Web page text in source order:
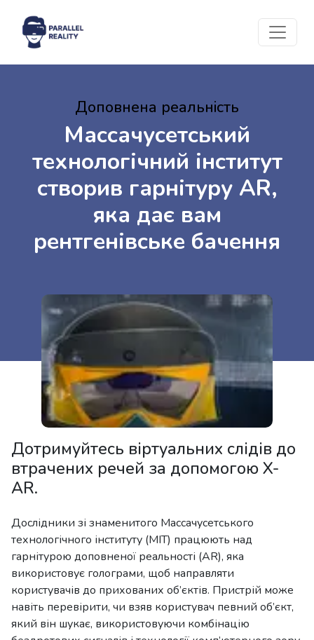
Доповнена реальність
Массачусетський
технологічний інститут
створив гарнітуру AR,
яка дає вам
рентгенівське бачення
Дотримуйтесь віртуальних слідів до
втрачених речей за допомогою X-
AR.
Дослідники зі знаменитого Массачусетського
технологічного інституту (MIT) працюють над
гарнітурою доповненої реальності (AR), яка
використовує голограми, щоб направляти
користувачів до прихованих об’єктів. Пристрій може
навіть перевірити, чи взяв користувач певний об’єкт,
який він шукає, використовуючи комбінацію